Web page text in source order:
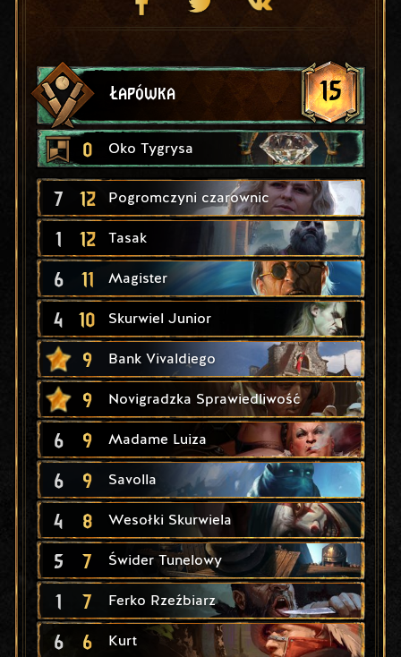
Łapówka 15
0 Oko Tygrysa
7 12 Pogromczyni czarownic
1 12 Tasak
6 11 Magister
4 10 Skurwiel Junior
9 Bank Vivaldiego
9 Novigradzka Sprawiedliwość
6 9 Madame Luiza
6 9 Savolla
4 8 Wesołki Skurwiela
5 7 Świder Tunelowy
1 7 Ferko Rzeźbiarz
6 6 Kurt